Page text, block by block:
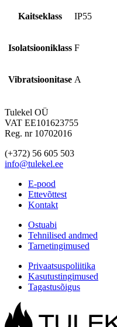
Kaitseklass IP55
Isolatsiooniklass F
Vibratsioonitase A
Tulekel OÜ
VAT EE101623755
Reg. nr 10702016
(+372) 56 605 503
info@tulekel.ee
E-pood
Ettevõttest
Kontakt
Ostuabi
Tehnilised andmed
Tarnetingimused
Privaatsuspoliitika
Kasutustingimused
Tagastusõigus